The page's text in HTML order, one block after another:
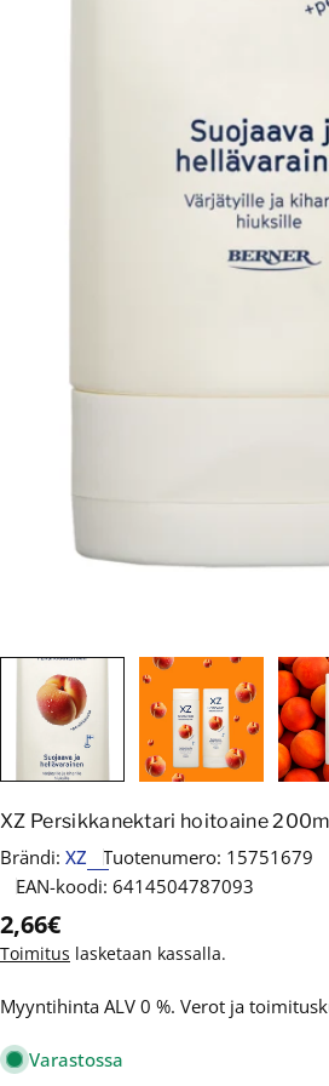
XZ Persikkanektari hoitoaine
Brändi: XZ Tuotenumero: 15751679
EAN-koodi: 6414504787093
Normaalihinta
2,66€
Toimitus lasketaan kassalla.
Myyntihinta ALV 0 %. Verot ja
Varastossa